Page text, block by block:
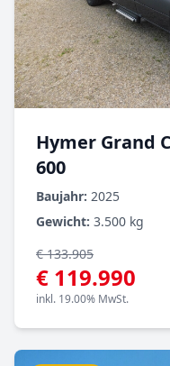
Hymer Grand
600
Baujahr: 2025
Gewicht: 3.500 kg
€ 133.905
€ 119.990
inkl. 19.00% MwSt.